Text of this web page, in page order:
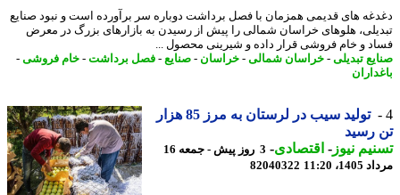
های قدیمی همزمان با فصل برداشت دوباره سر برآورده است و نبود صنایع
هلوهای خراسان شمالی را پیش از رسیدن به بازارهای بزرگ در معرض
و خام فروشی قرار داده و شیرینی محصول ...
تبدیلی-خراسان شمالی-خراسان-صنایع-فصل برداشت -خام فروشی-
تولید سیب در لرستان به مرز 85 هزار
رسید
نیوز-اقتصادی-
3 روز پیش - جمعه 16
11:20
82040322